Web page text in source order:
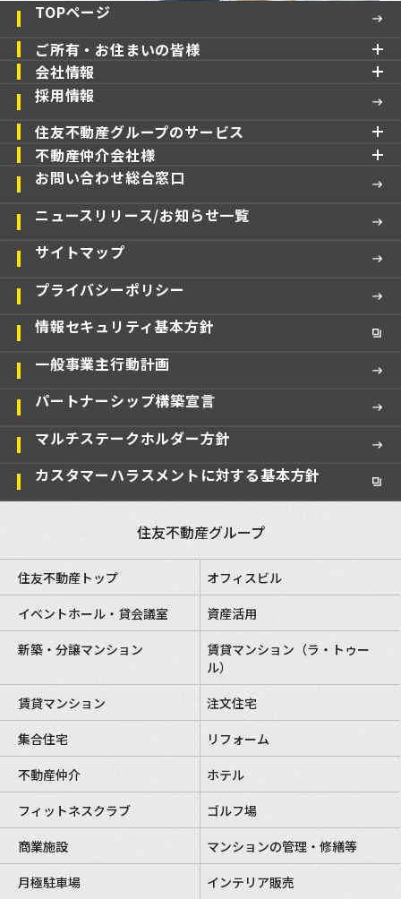
TOPページ
ご所有・お住まいの皆様
会社情報
採用情報
住友不動産グループのサービス
不動産仲介会社様
お問い合わせ総合窓口
ニュースリリース/お知らせ一覧
サイトマップ
プライバシーポリシー
情報セキュリティ基本方針
一般事業主行動計画
パートナーシップ構築宣言
マルチステークホルダー方針
カスタマーハラスメントに対する基本方針
住友不動産グループ
住友不動産トップ
オフィスビル
イベントホール・貸会議室
資産活用
新築・分譲マンション
賃貸マンション（ラ・トゥー
ル）
賃貸マンション
注文住宅
集合住宅
リフォーム
不動産仲介
ホテル
フィットネスクラブ
ゴルフ場
商業施設
マンションの管理・修繕等
月極駐車場
インテリア販売